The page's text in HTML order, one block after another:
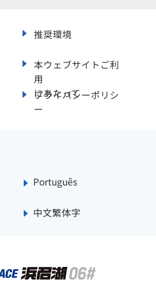
推奨環境
本ウェブサイトご利
用
にあたって
プライバシーポリシ
ー
Português
中文繁体字